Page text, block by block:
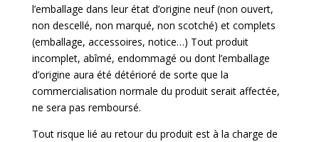
l’emballage dans leur état d’origine neuf (non ouvert,
non descellé, non marqué, non scotché) et complets
(emballage, accessoires, notice…) Tout produit
incomplet, abîmé, endommagé ou dont l’emballage
d’origine aura été détérioré de sorte que la
commercialisation normale du produit serait affectée,
ne sera pas remboursé.
Tout risque lié au retour du produit est à la charge de